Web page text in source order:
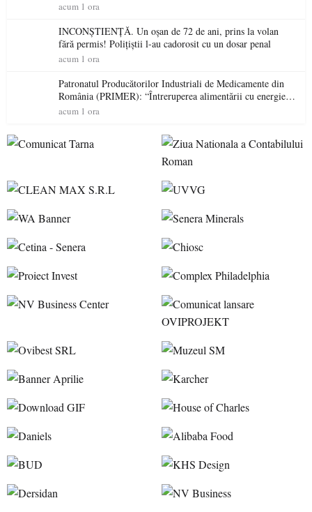
acum 1 ora
INCONȘTIENȚĂ. Un oșan de 72 de ani, prins la volan
fără permis! Polițiștii l-au cadorosit cu un dosar penal
acum 1 ora
Patronatul Producătorilor Industriali de Medicamente din
România (PRIMER): “Întreruperea alimentării cu energie
electrică a fabricilor de medicamente va pune în pericol
acum 1 ora